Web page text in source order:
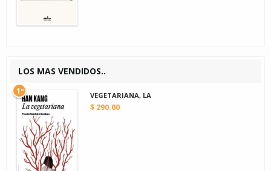
LOS MAS VENDIDOS..
VEGETARIANA, LA
$ 290.00
1º